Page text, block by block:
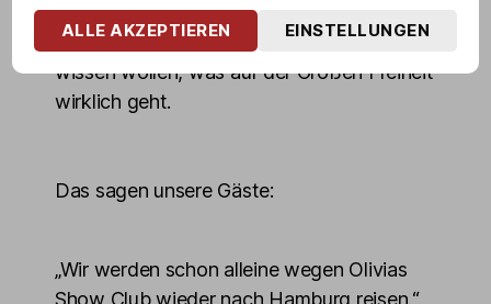
die Stimmung – unbezahlbar. Die Shows in
Olivias Show Club sind Pflicht für alle, die
wissen wollen, was auf der Großen Freiheit
wirklich geht.
Das sagen unsere Gäste:
„Wir werden schon alleine wegen Olivias
Show Club wieder nach Hamburg reisen.“
ALLE AKZEPTIEREN EINSTELLUNGEN